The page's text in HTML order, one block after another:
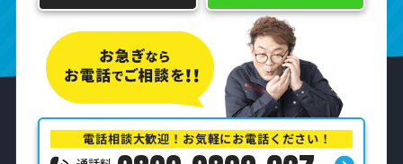
電話相談大歓迎！お気軽にお電話ください！